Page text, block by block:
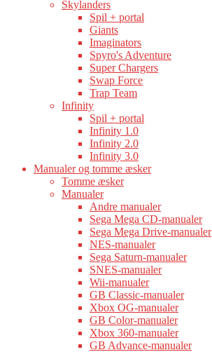
Skylanders
Spil + portal
Giants
Imaginators
Spyro's Adventure
Super Chargers
Swap Force
Trap Team
Infinity
Spil + portal
Infinity 1.0
Infinity 2.0
Infinity 3.0
Manualer og tomme æsker
Tomme æsker
Manualer
Andre manualer
Sega Mega CD-manualer
Sega Mega Drive-manualer
NES-manualer
Sega Saturn-manualer
SNES-manualer
Wii-manualer
GB Classic-manualer
Xbox OG-manualer
GB Color-manualer
Xbox 360-manualer
GB Advance-manualer